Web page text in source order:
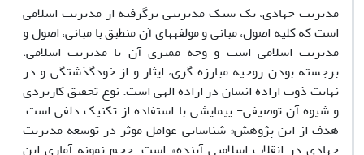
مدیریت جهادی، یک سبک مدیریتی برگرفته از مدیریت اسلامی
است که کلیه اصول، مبانی و مولفه­های آن منطبق با مبانی، اصول و
مدیریت اسلامی است و وجه ممیزی آن با مدیریت اسلامی،
برجسته بودن روحیه مبارزه گری، ایثار و از خودگذشتگی و در
نهایت ذوب اراده انسان در اراده الهی است. نوع تحقیق کاربردی
و شیوه آن توصیفی- پیمایشی با استفاده از تکنیک دلفی است.
هدف از این پژوهش« شناسایی عوامل موثر در توسعه مدیریت
جهادی در انقلاب اسلامیی آینده» است. حجم نمونه آماری این